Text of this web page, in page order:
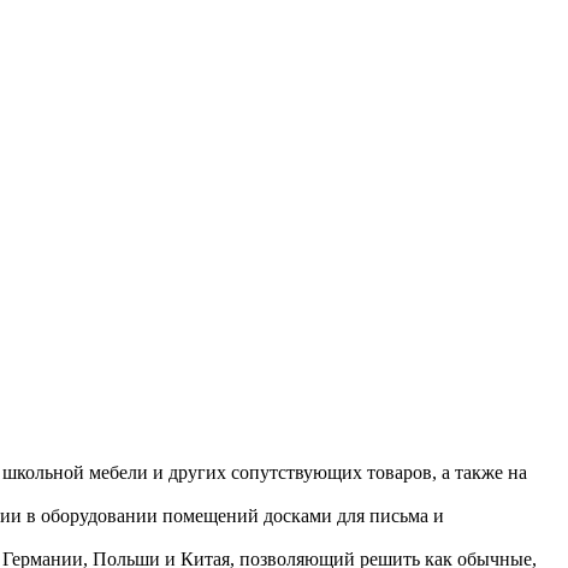
мебели и других сопутствующих товаров, а также на
в оборудовании помещений досками для письма и
Германии, Польши и Китая, позволяющий решить как обычные,